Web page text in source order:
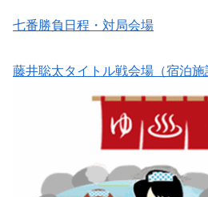
七番勝負日程・対局会場
藤井聡太タイトル戦会場（宿泊施